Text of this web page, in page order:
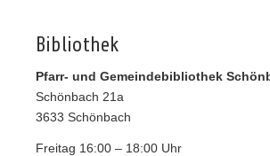
Bibliothek
Pfarr- und Gemeindebibliothek
Schönbach 21a
3633 Schönbach
Freitag 16:00 – 18:00 Uhr